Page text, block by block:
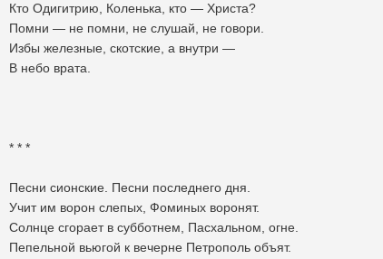
Кто Одигитрию, Коленька, кто — Христа?
Помни — не помни, не слушай, не говори.
Избы железные, скотские, а внутри —
В небо врата.
* * *
Песни сионские. Песни последнего дня.
Учит им ворон слепых, Фоминых воронят.
Солнце сгорает в субботнем, Пасхальном, огне.
Пепельной вьюгой к вечерне Петрополь объят.